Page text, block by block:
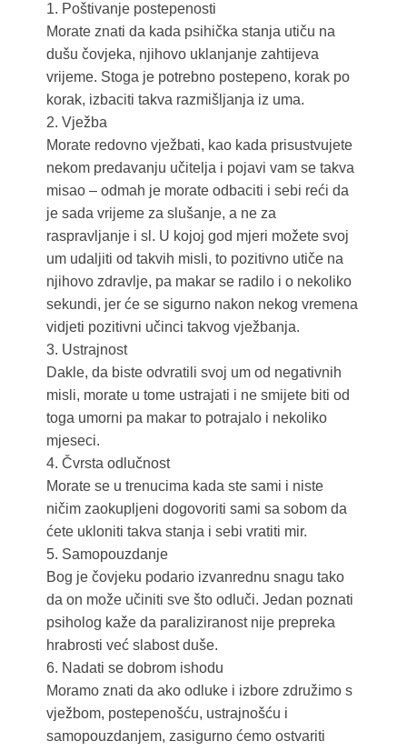
1. Poštivanje postepenosti
Morate znati da kada psihička stanja utiču na
dušu čovjeka, njihovo uklanjanje zahtijeva
vrijeme. Stoga je potrebno postepeno, korak po
korak, izbaciti takva razmišljanja iz uma.
2. Vježba
Morate redovno vježbati, kao kada prisustvujete
nekom predavanju učitelja i pojavi vam se takva
misao – odmah je morate odbaciti i sebi reći da
je sada vrijeme za slušanje, a ne za
raspravljanje i sl. U kojoj god mjeri možete svoj
um udaljiti od takvih misli, to pozitivno utiče na
njihovo zdravlje, pa makar se radilo i o nekoliko
sekundi, jer će se sigurno nakon nekog vremena
vidjeti pozitivni učinci takvog vježbanja.
3. Ustrajnost
Dakle, da biste odvratili svoj um od negativnih
misli, morate u tome ustrajati i ne smijete biti od
toga umorni pa makar to potrajalo i nekoliko
mjeseci.
4. Čvrsta odlučnost
Morate se u trenucima kada ste sami i niste
ničim zaokupljeni dogovoriti sami sa sobom da
ćete ukloniti takva stanja i sebi vratiti mir.
5. Samopouzdanje
Bog je čovjeku podario izvanrednu snagu tako
da on može učiniti sve što odluči. Jedan poznati
psiholog kaže da paraliziranost nije prepreka
hrabrosti već slabost duše.
6. Nadati se dobrom ishodu
Moramo znati da ako odluke i izbore združimo s
vježbom, postepenošću, ustrajnošću i
samopouzdanjem, zasigurno ćemo ostvariti